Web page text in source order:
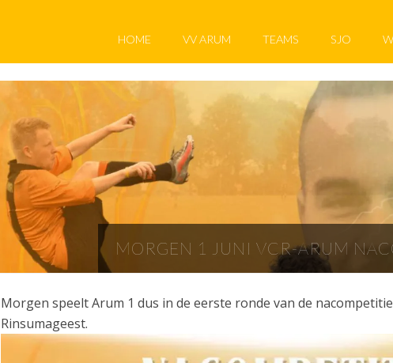
HOME VV ARUM TEAMS SJO
MORGEN 1 JUNI VCR-ARUM
Morgen speelt Arum 1 dus in de eerste ronde van de
Rinsumageest.